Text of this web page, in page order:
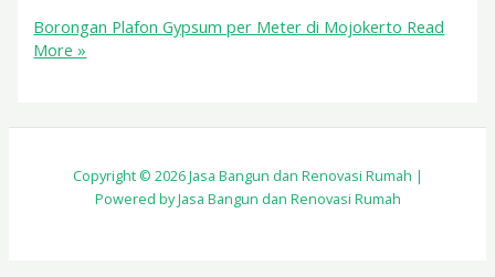
Borongan Plafon Gypsum per Meter di Mojokerto Read
More »
Copyright © 2026 Jasa Bangun dan Renovasi Rumah |
Powered by Jasa Bangun dan Renovasi Rumah